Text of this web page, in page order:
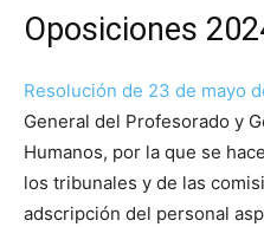
Oposiciones
Resolución de 23 de mayo
General del Profesorado y
Humanos, por la que se
los tribunales y de las
adscripción del personal